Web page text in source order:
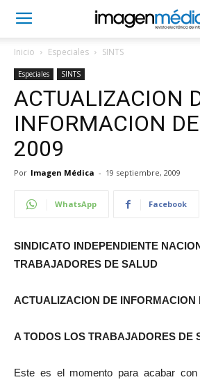
Inicio Especiales SINTS
Especiales SINTS
ACTUALIZACION
INFORMACION
2009
Por Imagen Médica - 19 septiembre, 2009
WhatsApp Facebook
SINDICATO INDEPENDIENTE
TRABAJADORES DE SALUD
ACTUALIZACION DE INFORMACION
A TODOS LOS TRABAJADORES DE
Este es el momento para acabar